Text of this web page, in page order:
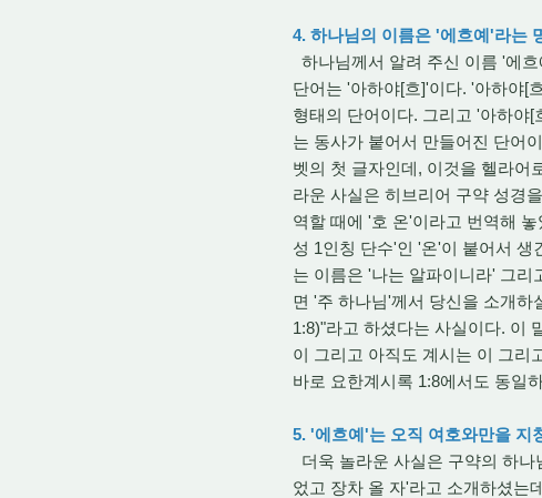
4. 하나님의 이름은 '에흐예'라는
하나님께서 알려 주신 이름 '에
단어는 '아하야[흐]'이다. '아하야[
형태의 단어이다. 그리고 '아하야
는 동사가 붙어서 만들어진 단어
벳의 첫 글자인데, 이것을 헬라어
라운 사실은 히브리어 구약 성경
역할 때에 '호 온'이라고 번역해
성 1인칭 단수'인 '온'이 붙어서
는 이름은 '나는 알파이니라' 그리
면 '주 하나님'께서 당신을 소개하
1:8)"라고 하셨다는 사실이다. 이
이 그리고 아직도 계시는 이 그리
바로 요한계시록 1:8에서도 동일
5. '에흐예'는 오직 여호와만을 지
더욱 놀라운 사실은 구약의 하
었고 장차 올 자'라고 소개하셨는